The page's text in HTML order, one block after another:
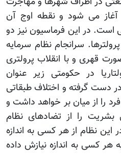
آغاز می شود و نقطه اوج آن
است. در این فرماسیون نیز دو
سرانجام نظام سرمایه
قهری و با انقلاب پرولتری
در حکومتی زیر عنوان
در دست گرفته و اختلاف طبقاتی
را از میان بر خواهد داشت و
بشریت را از تضادهای نظام
این نظام از هر کسی به اندازه
هر کسی به اندازه نیازش داده